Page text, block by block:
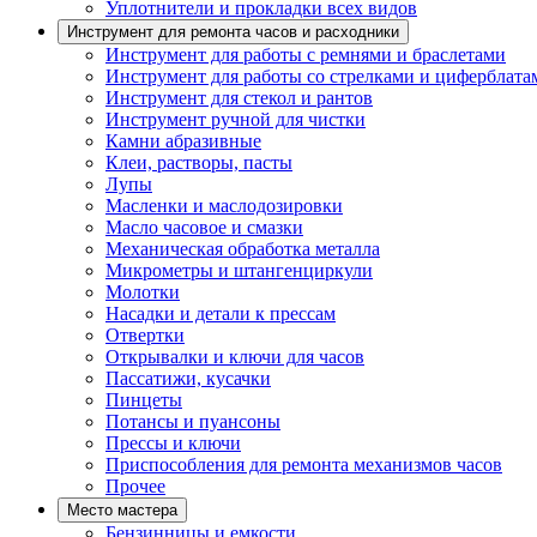
Уплотнители и прокладки всех видов
Инструмент для ремонта часов и расходники
Инструмент для работы с ремнями и браслетами
Инструмент для работы со стрелками и
Инструмент для стекол и рантов
Инструмент ручной для чистки
Камни абразивные
Клеи, растворы, пасты
Лупы
Масленки и маслодозировки
Масло часовое и смазки
Механическая обработка металла
Микрометры и штангенциркули
Молотки
Насадки и детали к прессам
Отвертки
Открывалки и ключи для часов
Пассатижи, кусачки
Пинцеты
Потансы и пуансоны
Прессы и ключи
Приспособления для ремонта механизмов часов
Прочее
Место мастера
Бензинницы и емкости